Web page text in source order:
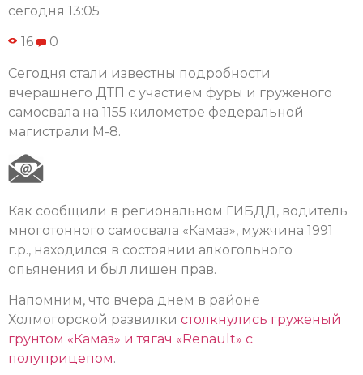
сегодня 13:05
16 0
Сегодня стали известны подробности
вчерашнего ДТП с участием фуры и груженого
самосвала на 1155 километре федеральной
магистрали М-8.
Как сообщили в региональном ГИБДД, водитель
многотонного самосвала «Камаз», мужчина 1991
г.р., находился в состоянии алкогольного
опьянения и был лишен прав.
Напомним, что вчера днем в районе
Холмогорской развилки столкнулись груженый
грунтом «Камаз» и тягач «Renault» с
полуприцепом.